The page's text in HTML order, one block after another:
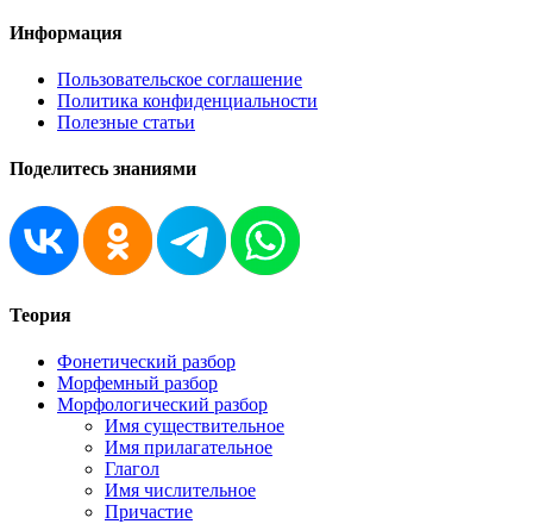
Информация
Пользовательское соглашение
Политика конфиденциальности
Полезные статьи
Поделитесь знаниями
Теория
Фонетический разбор
Морфемный разбор
Морфологический разбор
Имя существительное
Имя прилагательное
Глагол
Имя числительное
Причастие